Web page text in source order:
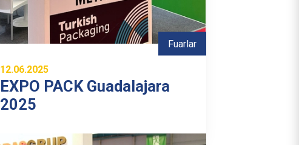
Fuarlar
12.06.2025
EXPO PACK Guadalajara
2025